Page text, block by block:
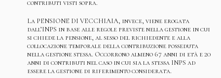
contributi visti sopra.
La PENSIONE DI VECCHIAIA, invece, viene erogata
dall’INPS in base alle regole previste nella gestione in cui
si chiede la pensione, al sesso del richiedente e alla
collocazione temporale della contribuzione posseduta
nella gestione stessa. Occorrono almeno 67 anni di età e 20
anni di contributi nel caso in cui sia la stessa INPS ad
essere la gestione di riferimento considerata.